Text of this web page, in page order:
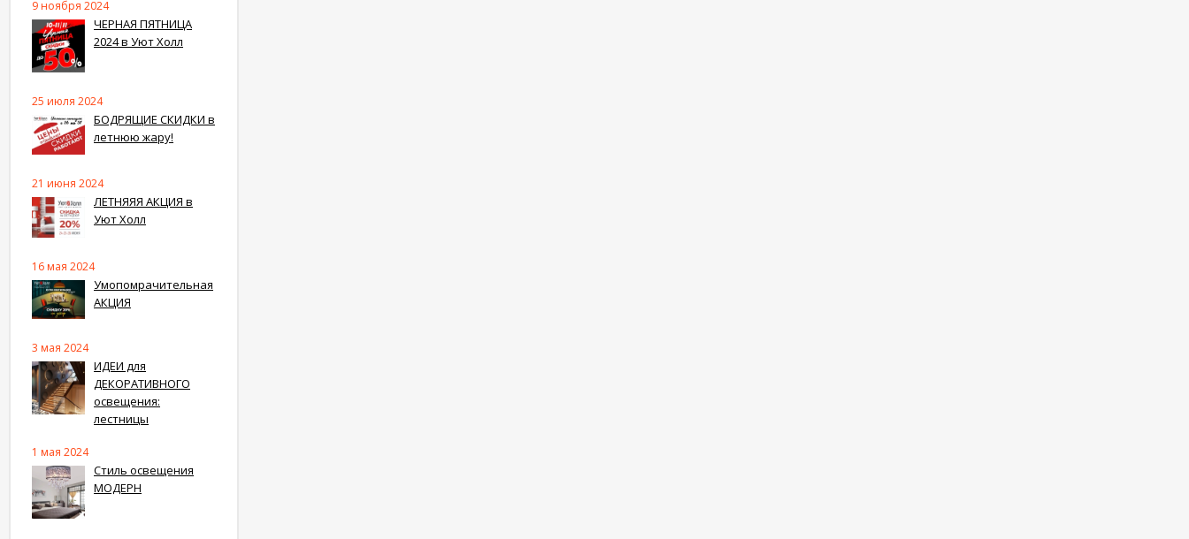
9 ноября 2024
ЧЕРНАЯ ПЯТНИЦА
2024 в Уют Холл
25 июля 2024
БОДРЯЩИЕ СКИДКИ в
летнюю жару!
21 июня 2024
ЛЕТНЯЯЯ АКЦИЯ в
Уют Холл
16 мая 2024
Умопомрачительная
АКЦИЯ
3 мая 2024
ИДЕИ для
ДЕКОРАТИВНОГО
освещения:
лестницы
1 мая 2024
Стиль освещения
МОДЕРН